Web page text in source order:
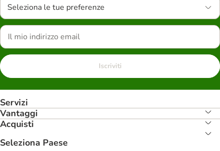
Seleziona le tue preferenze
Iscriviti
Servizi
Vantaggi
Acquisti
Seleziona Paese